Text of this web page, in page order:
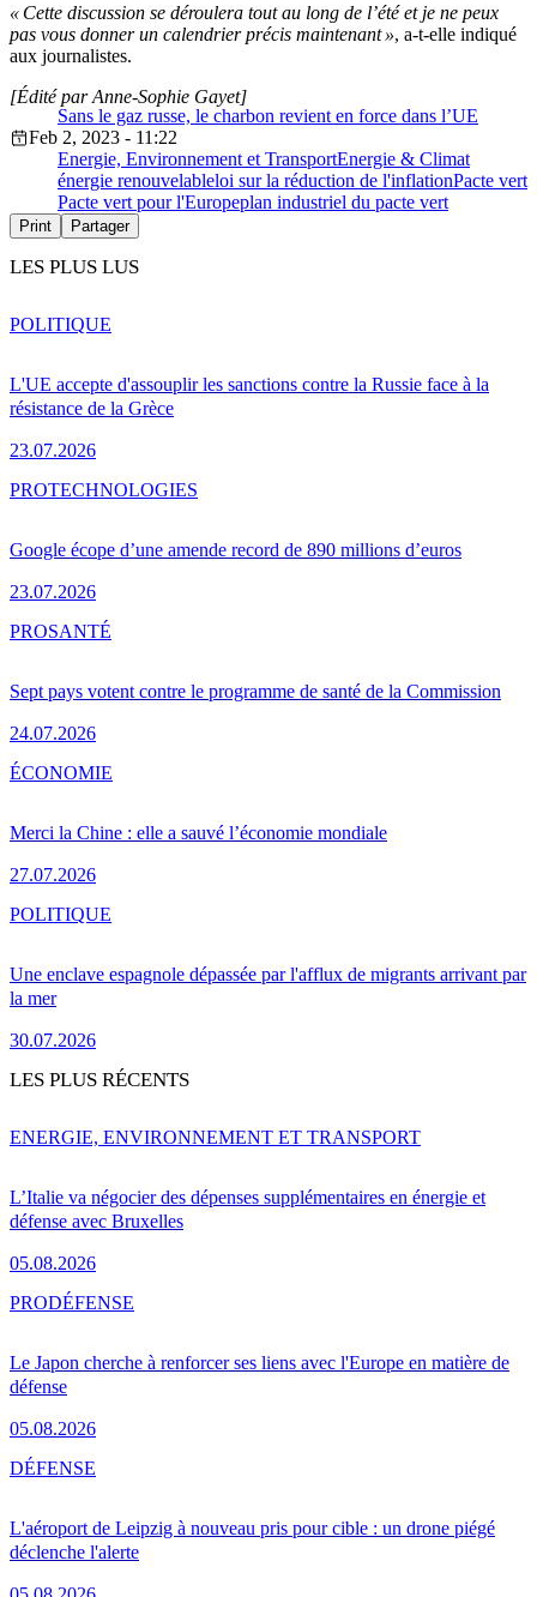
« Cette discussion se déroulera tout au long de l’été et je ne peux
pas vous donner un calendrier précis maintenant », a-t-elle indiqué
aux journalistes.
Sans le gaz russe, le charbon revient en force dans l’UE
[Édité par Anne-Sophie Gayet]
Feb 2, 2023 - 11:22
Energie, Environnement et TransportEnergie & Climat
énergie renouvelableloi sur la réduction de l'inflationPacte vert
Pacte vert pour l'Europeplan industriel du pacte vert
Print Partager
LES PLUS LUS
L'UE accepte d'assouplir les sanctions contre la Russie face à la
résistance de la Grèce
23.07.2026
POLITIQUE
Google écope d’une amende record de 890 millions d’euros
23.07.2026
PROTECHNOLOGIES
Sept pays votent contre le programme de santé de la Commission
24.07.2026
PROSANTÉ
Merci la Chine : elle a sauvé l’économie mondiale
27.07.2026
ÉCONOMIE
Une enclave espagnole dépassée par l'afflux de migrants arrivant par
la mer
30.07.2026
POLITIQUE
LES PLUS RÉCENTS
L’Italie va négocier des dépenses supplémentaires en énergie et
défense avec Bruxelles
05.08.2026
ENERGIE, ENVIRONNEMENT ET TRANSPORT
Le Japon cherche à renforcer ses liens avec l'Europe en matière de
défense
05.08.2026
PRODÉFENSE
L'aéroport de Leipzig à nouveau pris pour cible : un drone piégé
déclenche l'alerte
DÉFENSE